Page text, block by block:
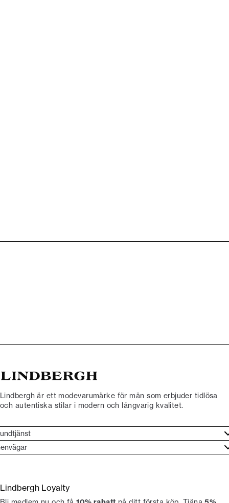
Lindbergh är ett modevarumärke för män som erbjuder tidlösa
och autentiska stilar i modern och långvarig kvalitet.
köp
Lindbergh-ambassadör
Lindbergh Loyalty